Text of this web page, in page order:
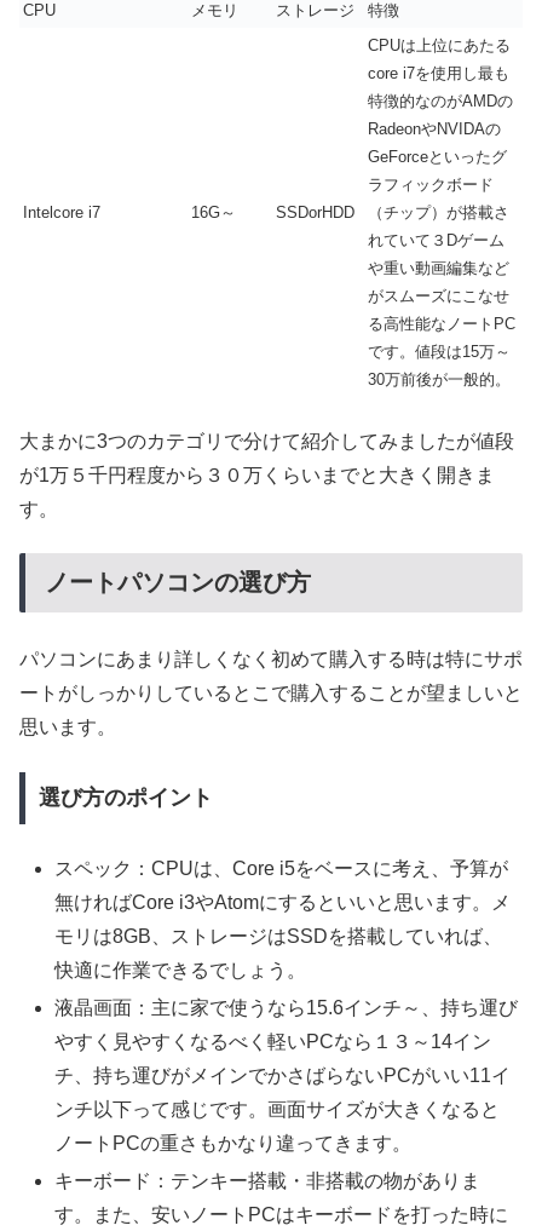
CPU メモリ ストレージ 特徴
Intelcore i7 16G～ SSDorHDD
CPUは上位にあたる
core i7を使用し最も
特徴的なのがAMDの
RadeonやNVIDAの
GeForceといったグ
ラフィックボード
（チップ）が搭載さ
れていて３Dゲーム
や重い動画編集など
がスムーズにこなせ
る高性能なノートPC
です。値段は15万～
30万前後が一般的。
大まかに3つのカテゴリで分けて紹介してみましたが値段
が1万５千円程度から３０万くらいまでと大きく開きま
す。
ノートパソコンの選び方
パソコンにあまり詳しくなく初めて購入する時は特にサポ
ートがしっかりしているとこで購入することが望ましいと
思います。
選び方のポイント
スペック：CPUは、Core i5をベースに考え、予算が
無ければCore i3やAtomにするといいと思います。メ
モリは8GB、ストレージはSSDを搭載していれば、
快適に作業できるでしょう。
液晶画面：主に家で使うなら15.6インチ～、持ち運び
やすく見やすくなるべく軽いPCなら１３～14イン
チ、持ち運びがメインでかさばらないPCがいい11イ
ンチ以下って感じです。画面サイズが大きくなると
ノートPCの重さもかなり違ってきます。
キーボード：テンキー搭載・非搭載の物がありま
す。また、安いノートPCはキーボードを打った時に